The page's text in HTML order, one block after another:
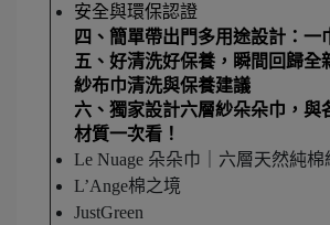
安全與環保認證
四、 簡單帶出門多用途設計：一
五、 好清洗好保養，瞬間回歸全
紗布巾清洗與保養建議
六、 獨家設計六層紗朵朵巾，與
材質一次看！
Le Nuage 朵朵巾｜六層天然純棉
L’Ange棉之境
JustGreen